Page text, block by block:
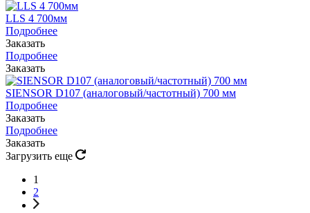
LLS 4 700мм
Подробнее
Заказать
Подробнее
Заказать
SIENSOR D107 (аналоговый/частотный) 700 мм
Подробнее
Заказать
Подробнее
Заказать
Загрузить еще
1
2